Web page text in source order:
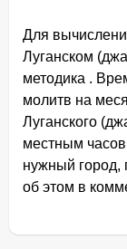
Для
Луганском
методика .
молитв на
Луганского
местным
нужный город,
об этом в